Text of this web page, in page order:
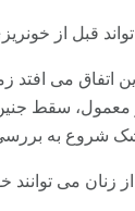
قبل از
این اتفاق می
شروع به
زنان می توانند